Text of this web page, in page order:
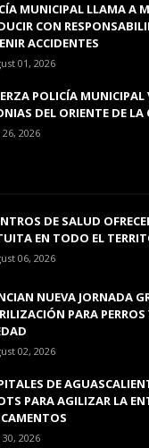
MUNICIPAL LLAMA A
CON
ACCIDENTES
01, 2026
POLICÍA MUNICIPAL
DEL ORIENTE DE LA
26, 2026
DE SALUD
EN TODO EL
06, 2026
NUEVA JORNADA
PARA
02, 2026
DE
PARA AGILIZAR LA
30, 2026